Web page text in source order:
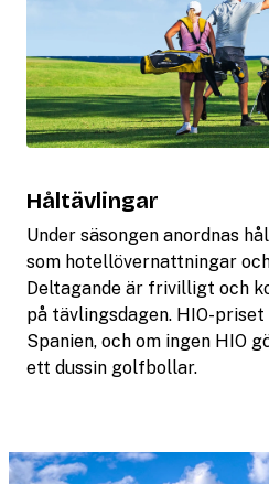
Håltävlingar
Under säsongen anordnas
som hotellövernattningar
Deltagande är frivilligt och
på tävlingsdagen. HIO-
Spanien, och om ingen HIO
ett dussin golfbollar.